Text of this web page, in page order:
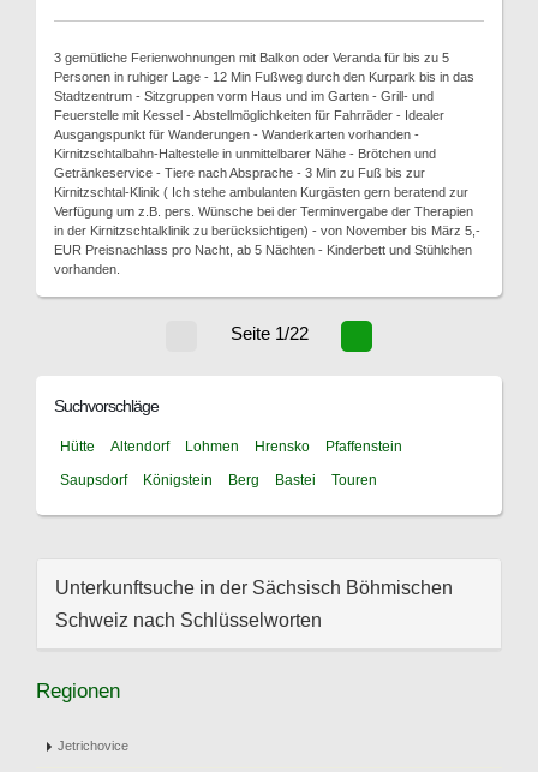
3 gemütliche Ferienwohnungen mit Balkon oder Veranda für bis zu 5
Personen in ruhiger Lage - 12 Min Fußweg durch den Kurpark bis in das
Stadtzentrum - Sitzgruppen vorm Haus und im Garten - Grill- und
Feuerstelle mit Kessel - Abstellmöglichkeiten für Fahrräder - Idealer
Ausgangspunkt für Wanderungen - Wanderkarten vorhanden -
Kirnitzschtalbahn-Haltestelle in unmittelbarer Nähe - Brötchen und
Getränkeservice - Tiere nach Absprache - 3 Min zu Fuß bis zur
Kirnitzschtal-Klinik ( Ich stehe ambulanten Kurgästen gern beratend zur
Verfügung um z.B. pers. Wünsche bei der Terminvergabe der Therapien
in der Kirnitzschtalklinik zu berücksichtigen) - von November bis März 5,-
EUR Preisnachlass pro Nacht, ab 5 Nächten - Kinderbett und Stühlchen
vorhanden.
Seite 1/22
Suchvorschläge
Hütte Altendorf Lohmen Hrensko
Pfaffenstein
Saupsdorf
Königstein Berg Bastei Touren
Unterkunftsuche in der Sächsisch Böhmischen
Schweiz nach Schlüsselworten
Regionen
Jetrichovice